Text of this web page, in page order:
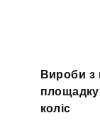
Вироби з
площадку
коліс